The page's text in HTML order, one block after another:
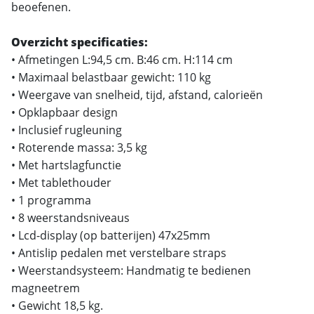
beoefenen.
Overzicht specificaties:
• Afmetingen L:94,5 cm. B:46 cm. H:114 cm
• Maximaal belastbaar gewicht: 110 kg
• Weergave van snelheid, tijd, afstand, calorieën
• Opklapbaar design
• Inclusief rugleuning
• Roterende massa: 3,5 kg
• Met hartslagfunctie
• Met tablethouder
• 1 programma
• 8 weerstandsniveaus
• Lcd-display (op batterijen) 47x25mm
• Antislip pedalen met verstelbare straps
• Weerstandsysteem: Handmatig te bedienen
magneetrem
• Gewicht 18,5 kg.